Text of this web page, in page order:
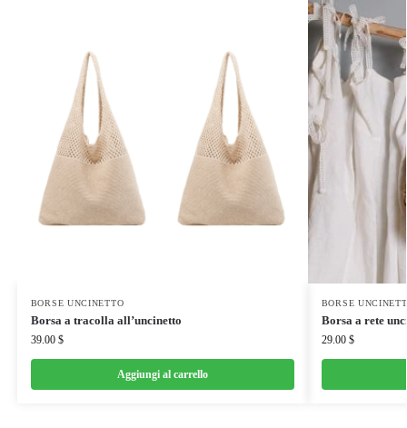
BORSE UNCINETTO
Borsa a tracolla all’uncinetto
39.00 $
Aggiungi al carrello
BORSE
Borsa a rete
29.00 $